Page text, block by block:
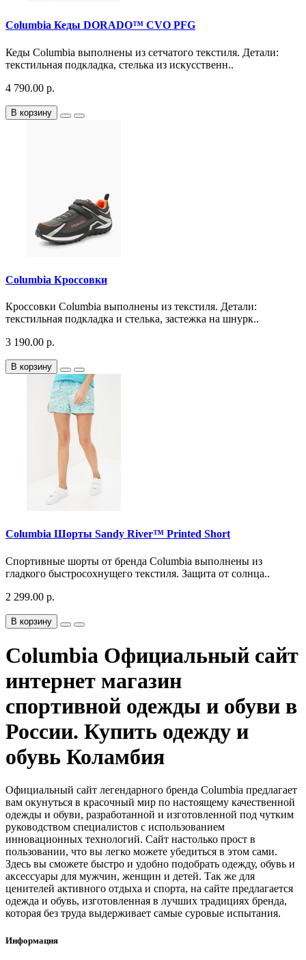
Columbia Кеды DORADO™ CVO PFG
Кеды Columbia выполнены из сетчатого текстиля. Детали:
текстильная подкладка, стелька из искусственн..
4 790.00 р.
В корзину
Columbia Кроссовки
Кроссовки Columbia выполнены из текстиля. Детали:
текстильная подкладка и стелька, застежка на шнурк..
3 190.00 р.
В корзину
Columbia Шорты Sandy River™ Printed Short
Спортивные шорты от бренда Columbia выполнены из
гладкого быстросохнущего текстиля. Защита от солнца..
2 299.00 р.
В корзину
Columbia Официальный сайт
интернет магазин
спортивной одежды и обуви в
России. Купить одежду и
обувь Коламбия
Официальный сайт легендарного бренда Columbia предлагает
вам окунуться в красочный мир по настоящему качественной
одежды и обуви, разработанной и изготовленной под чутким
руководством специалистов с использованием
инновационных технологий. Сайт настолько прост в
пользовании, что вы легко можете убедиться в этом сами.
Здесь вы сможете быстро и удобно подобрать одежду, обувь и
аксессуары для мужчин, женщин и детей. Так же для
ценителей активного отдыха и спорта, на сайте предлагается
одежда и обувь, изготовленная в лучших традициях бренда,
которая без труда выдерживает самые суровые испытания.
Информация